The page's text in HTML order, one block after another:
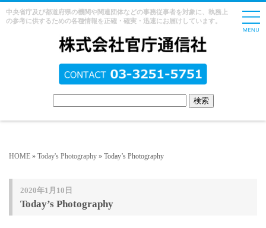
中央省庁及び都道府県の機関や関連団体などの事務従事者を対象に、執務上
の参考に供するための各種情報を正確・確実・迅速にお届けしています。
HOME » Today's Photography » Today’s Photography
2020年1月10日
Today’s Photography